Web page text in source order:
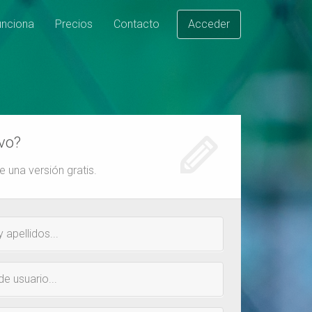
Precios Contacto Acceder
una versión gratis.